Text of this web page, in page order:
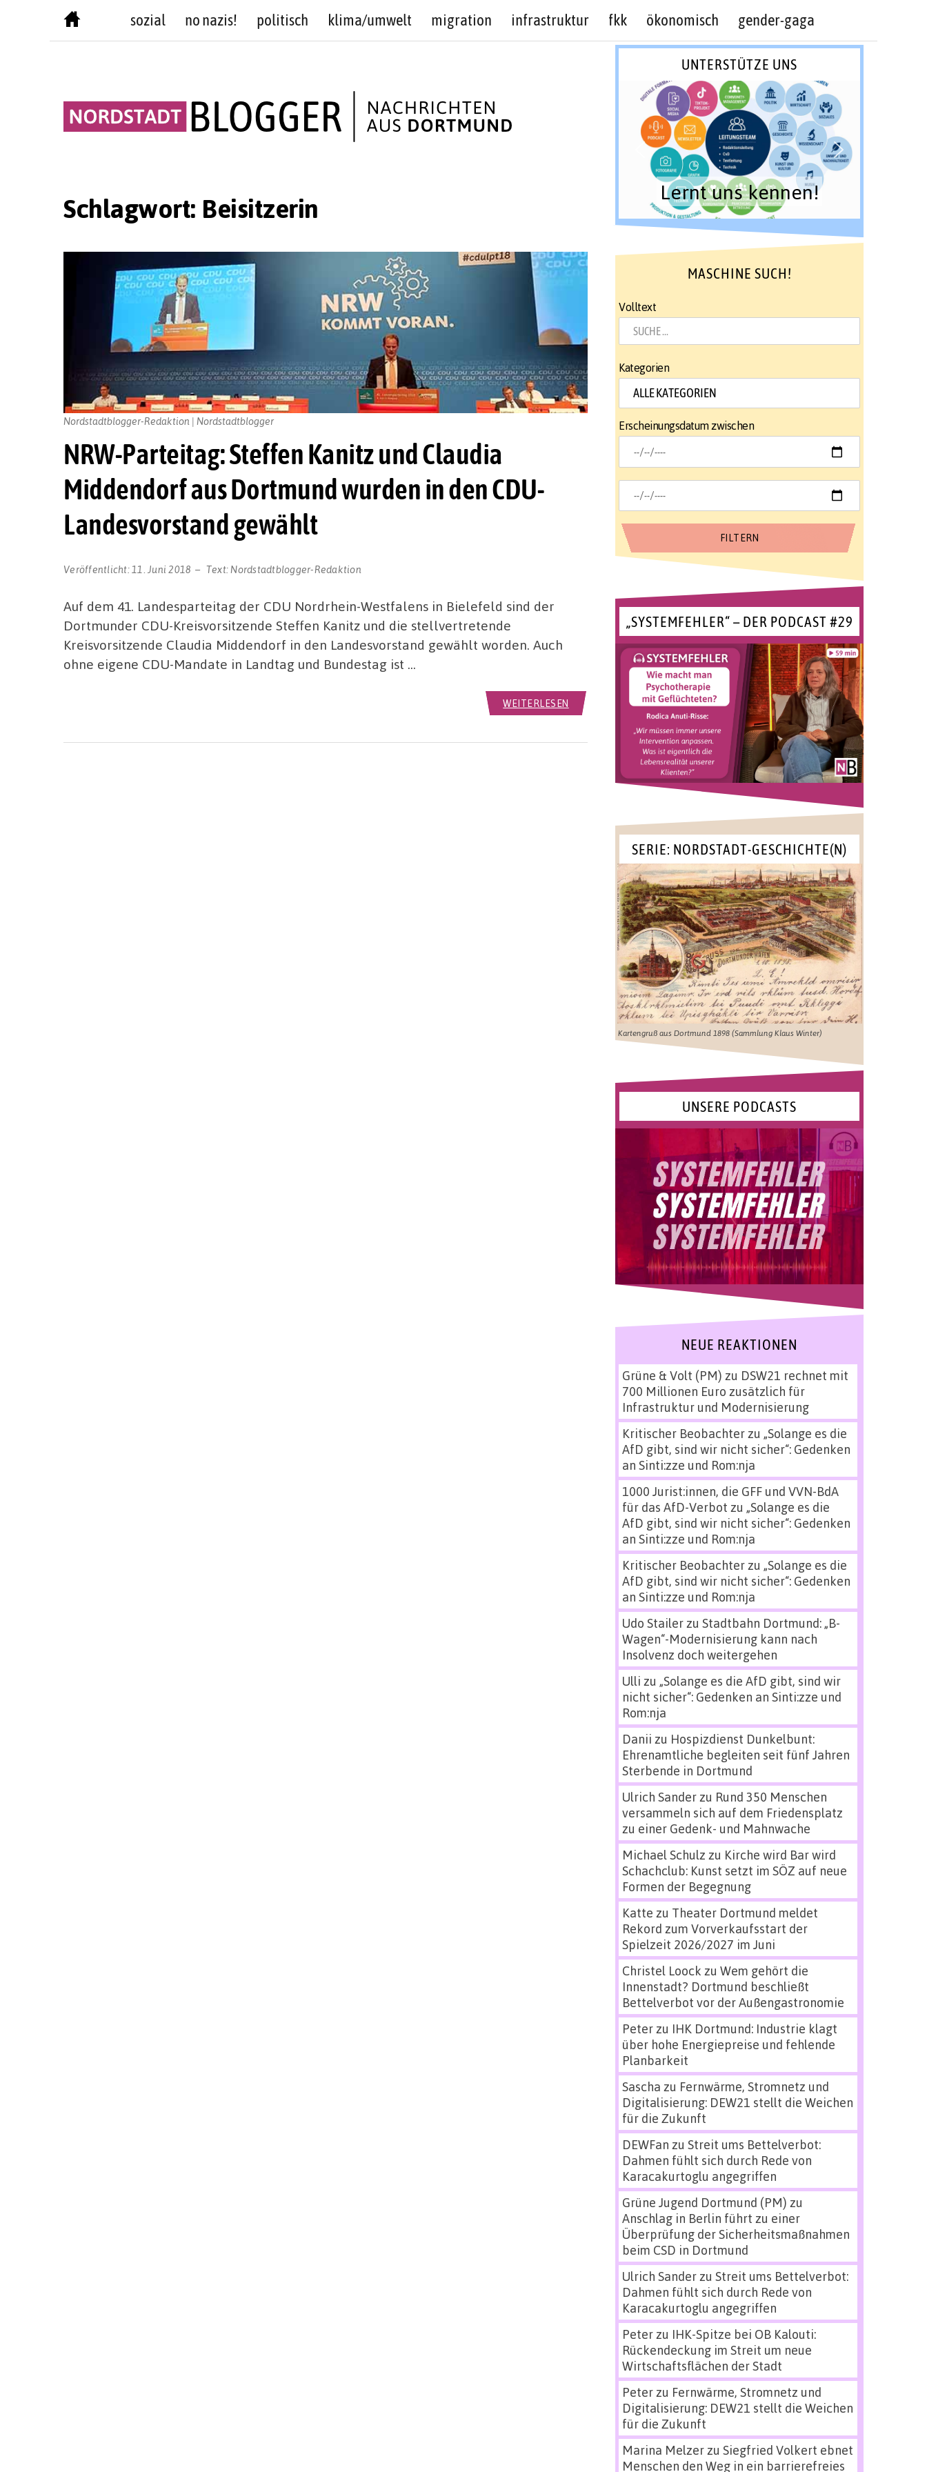
sozial no nazis! politisch klima/umwelt migration infrastruktur fkk ökonomisch gender-gaga
Schlagwort: Beisitzerin
NRW-Parteitag: Steffen Kanitz und Claudia
Middendorf aus Dortmund wurden in den CDU-
Landesvorstand gewählt
Veröffentlicht: 11. Juni 2018 Text: Nordstadtblogger-Redaktion
Nordstadtblogger-Redaktion | Nordstadtblogger
Auf dem 41. Landesparteitag der CDU Nordrhein-Westfalens in Bielefeld sind der
Dortmunder CDU-Kreisvorsitzende Steffen Kanitz und die stellvertretende
Kreisvorsitzende Claudia Middendorf in den Landesvorstand gewählt worden. Auch
ohne eigene CDU-Mandate in Landtag und Bundestag ist …
WEITERLESEN
UNTERSTÜTZE UNS
Lernt uns kennen!
MASCHINE SUCH!
Volltext
Kategorien
Erscheinungsdatum zwischen
„SYSTEMFEHLER“ – DER PODCAST #29
SERIE: NORDSTADT-GESCHICHTE(N)
Kartengruß aus Dortmund 1898 (Sammlung Klaus Winter)
UNSERE PODCASTS
NEUE REAKTIONEN
Grüne & Volt (PM) zu DSW21 rechnet mit
700 Millionen Euro zusätzlich für
Infrastruktur und Modernisierung
Kritischer Beobachterzu „Solange es die
AfD gibt, sind wir nicht sicher“: Gedenken
an Sinti:zze und Rom:nja
1000 Jurist:innen, die GFF und VVN-BdA
für das AfD-Verbot zu „Solange es die
AfD gibt, sind wir nicht sicher“: Gedenken
an Sinti:zze und Rom:nja
Kritischer Beobachterzu „Solange es die
AfD gibt, sind wir nicht sicher“: Gedenken
an Sinti:zze und Rom:nja
Udo Stailerzu Stadtbahn Dortmund: „B-
Wagen“-Modernisierung kann nach
Insolvenz doch weitergehen
Ulli zu „Solange es die AfD gibt, sind wir
nicht sicher“: Gedenken an Sinti:zze und
Rom:nja
Danii zu Hospizdienst Dunkelbunt:
Ehrenamtliche begleiten seit fünf Jahren
Sterbende in Dortmund
Ulrich Sanderzu Rund 350 Menschen
versammeln sich auf dem Friedensplatz
zu einer Gedenk- und Mahnwache
Michael Schulz zu Kirche wird Bar wird
Schachclub: Kunst setzt im SÖZ auf neue
Formen der Begegnung
Katte zu Theater Dortmund meldet
Rekord zum Vorverkaufsstart der
Spielzeit 2026/2027 im Juni
Christel Loock zu Wem gehört die
Innenstadt? Dortmund beschließt
Bettelverbot vor der Außengastronomie
Peterzu IHK Dortmund: Industrie klagt
über hohe Energiepreise und fehlende
Planbarkeit
Sascha zu Fernwärme, Stromnetz und
Digitalisierung: DEW21 stellt die Weichen
für die Zukunft
DEWFan zu Streit ums Bettelverbot:
Dahmen fühlt sich durch Rede von
Karacakurtoglu angegriffen
Grüne Jugend Dortmund (PM) zu
Anschlag in Berlin führt zu einer
Überprüfung der Sicherheitsmaßnahmen
beim CSD in Dortmund
Ulrich Sanderzu Streit ums Bettelverbot:
Dahmen fühlt sich durch Rede von
Karacakurtoglu angegriffen
Peterzu IHK-Spitze bei OB Kalouti:
Rückendeckung im Streit um neue
Wirtschaftsflächen der Stadt
Peterzu Fernwärme, Stromnetz und
Digitalisierung: DEW21 stellt die Weichen
für die Zukunft
Marina Melzerzu Siegfried Volkert ebnet
Menschen den Weg in ein barrierefreies